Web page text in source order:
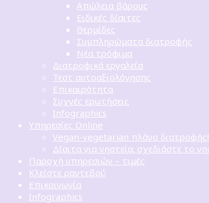
Απώλεια βάρους
Ειδικές δίαιτες
Θερμίδες
Συμπληρώματα διατροφής
Νέα τρόφιμα
Διατροφικά εργαλεία
Τεστ αυτοαξιολόγησης
Επικαιρότητα
Συχνές ερωτήσεις
Infographics
Υπηρεσίες Online
Vegan-vegetarian πλάνο διατροφής!
Δίαιτα για νηστεία: σχεδιάστε το
Παροχή υπηρεσιών – τιμές
Κλείστε ραντεβού
Επικοινωνία
Infographics